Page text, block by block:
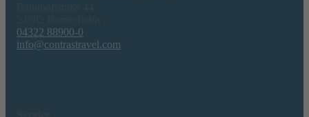
04322 88900-0
info@contrastravel.com